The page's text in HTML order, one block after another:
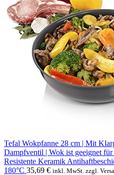
Tefal Wokpfanne 28 cm | Mit
Dampfventil | Wok ist geeignet
Resistente Keramik
180°C 35,69 € inkl. MwSt. zzgl.